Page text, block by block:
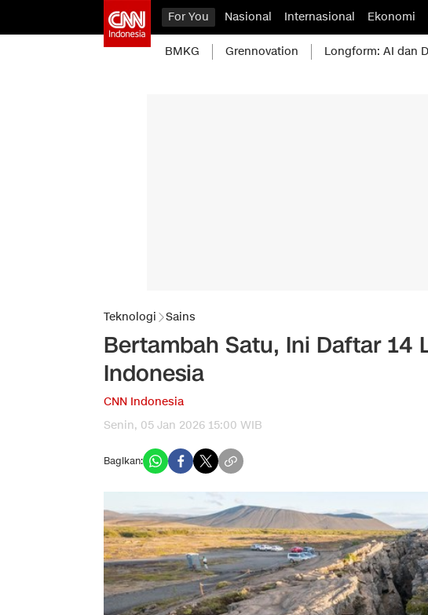
For You Nasional Internasional Ekonomi
BMKG Grennovation Longform: AI dan
Teknologi Sains
Bertambah Satu, Ini Daftar 14
Indonesia
CNN Indonesia
Senin, 05 Jan 2026 15:00 WIB
Bagikan: